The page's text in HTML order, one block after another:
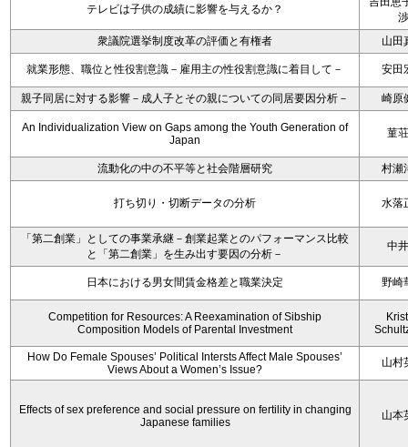
テレビは子供の成績に影響を与えるか？
渉
衆議院選挙制度改革の評価と有権者
山田
就業形態、職位と性役割意識－雇用主の性役割意識に着目して－ 安田
親子同居に対する影響－成人子とその親についての同居要因分析－ 崎原
An Individualization View on Gaps among the Youth Generation of
Japan
菫
流動化の中の不平等と社会階層研究 村瀬
打ち切り・切断データの分析 水落
「第二創業」としての事業承継－創業起業とのパフォーマンス比較
と「第二創業」を生み出す要因の分析－
中
日本における男女間賃金格差と職業決定 野崎
Competition for Resources: A Reexamination of Sibship
Composition Models of Parental Investment
How Do Female Spouses’ Political Intersts Affect Male Spouses’
Views About a Women’s Issue?
山村
Effects of sex preference and social pressure on fertility in changing
Japanese families
山本